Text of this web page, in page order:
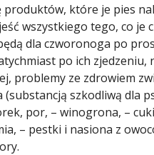
produktów, które je pies
wszystkiego tego, co je
dla czworonoga po
po ich
problemy ze zdrowiem
(substancją szkodliwą dla
por, – winogrona, –
– pestki i nasiona z